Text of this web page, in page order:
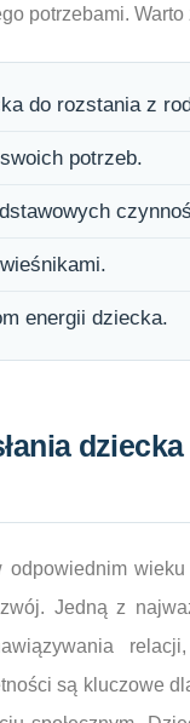
potrzebami.
do rozstania z
potrzeb.
energii dziecka.
odpowiednim
Jedną z
są kluczowe